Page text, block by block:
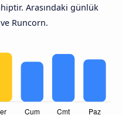
Arasındaki günlük
Runcorn.